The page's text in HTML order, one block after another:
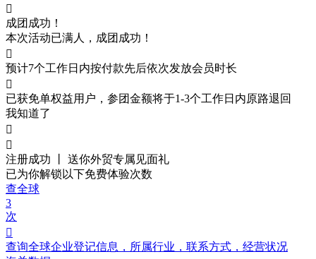

成团成功！
本次活动已满人，成团成功！

预计7个工作日内按付款先后依次发放会员时长

已获免单权益用户，参团金额将于1-3个工作日内原路退回
我知道了


注册成功 丨 送你外贸专属见面礼
已为你解锁以下免费体验次数
查全球
3
次

查询全球企业登记信息，所属行业，联系方式，经营状况